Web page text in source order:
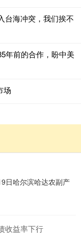
台海冲突，我们挨不
年前的合作，盼中美
场
日哈尔滨哈达农副产
收益率下行